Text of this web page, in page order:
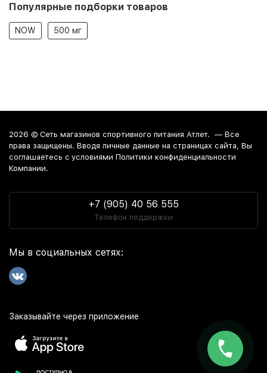
Популярные подборки товаров
NOW 500 мг
2026 © Сеть магазинов спортивного питания Атлет. — Все
права защищены. Вводя личные данные на страницах сайта, Вы
соглашаетесь c условиями Политики конфиденциальности
Компании.
+7 (905) 40 56 555
Телефон поддержки
Мы в социальных сетях:
Заказывайте через приложение